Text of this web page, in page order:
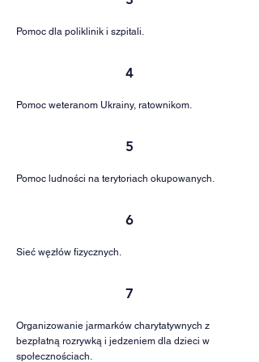
Pomoc dla poliklinik i szpitali.
4
Pomoc weteranom Ukrainy, ratownikom.
5
Pomoc ludności na terytoriach okupowanych.
6
Sieć węzłów fizycznych.
7
Organizowanie jarmarków charytatywnych z
bezpłatną rozrywką i jedzeniem dla dzieci w
społecznościach.